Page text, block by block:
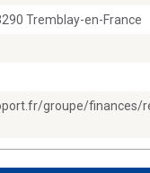
Tremblay-en-France
groupe/finances/